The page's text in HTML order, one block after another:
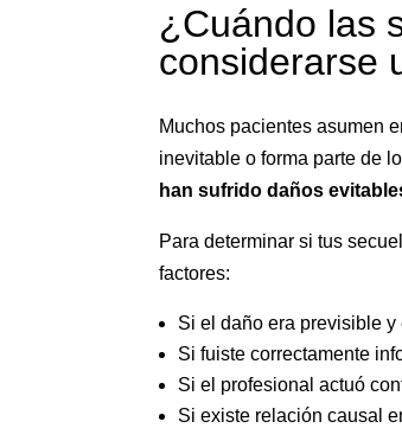
¿Cuándo las
considerarse
Muchos pacientes asumen
inevitable o forma parte de
han sufrido daños
Para determinar si tus
factores:
Si el daño era previsible
Si fuiste correctamente
Si el profesional actuó
Si existe relación causal